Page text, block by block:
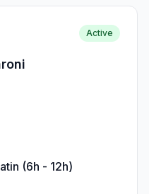
Active
(6h - 12h)